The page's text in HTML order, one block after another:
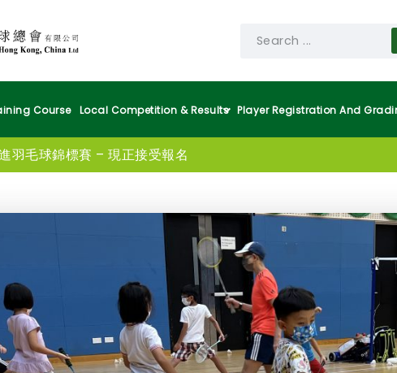
Course Local Competition & Results Player Registration And
羽毛球錦標賽 – 現正接受報名